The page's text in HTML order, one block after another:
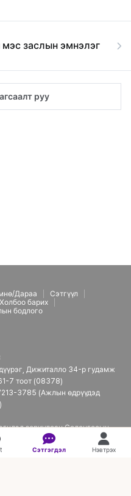
мэс заслын эмнэлэг
руу
Дараа
Сэтгүүл
Холбоо барих
бодлого
Дижиталло 34-р гудамж
7 тоот (08378)
3785 (Ажлын өдрүүдэд
зориулсан Солонгосын
Сэтгэгдэл Нэвтрэх